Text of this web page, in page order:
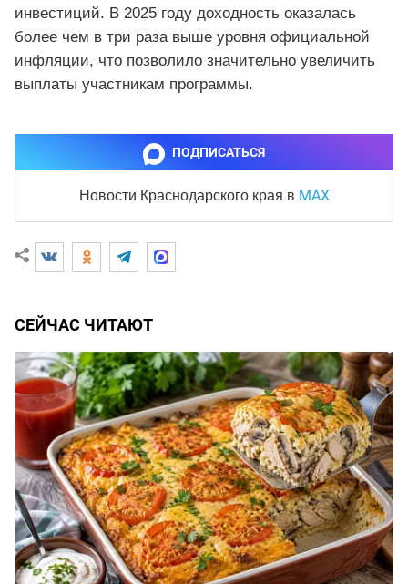
инвестиций. В 2025 году доходность оказалась
более чем в три раза выше уровня официальной
инфляции, что позволило значительно увеличить
выплаты участникам программы.
ПОДПИСАТЬСЯ
Новости Краснодарского края в MAX
СЕЙЧАС ЧИТАЮТ